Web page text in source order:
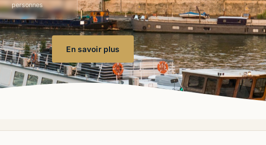
personnes
En savoir plus